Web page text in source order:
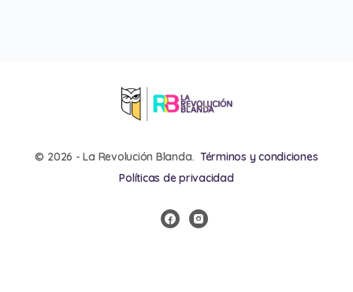
© 2026 - La Revolución Blanda. Términos y condiciones
Políticas de privacidad